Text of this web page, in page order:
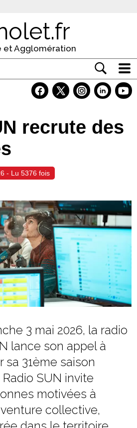
et Agglomération
recrute des
- Lu 5376 fois
3 mai 2026, la radio
lance son appel à
sa 31ème saison
SUN invite
motivées à
collective,